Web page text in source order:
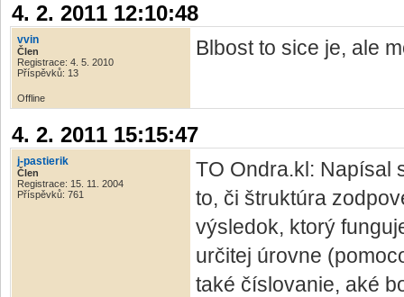
4. 2. 2011 12:10:48
vvin
Člen
Registrace: 4. 5. 2010
Příspěvků: 13
Blbost to sice je, ale
Offline
4. 2. 2011 15:15:47
j-pastierik
Člen
Registrace: 15. 11. 2004
Příspěvků: 761
TO Ondra.kl: Napísal
to, či štruktúra
výsledok, ktorý
určitej úrovne
také číslovanie, aké